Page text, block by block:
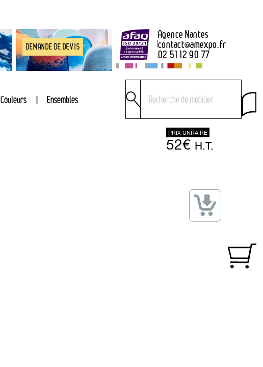
DEMANDE DE DEVIS
Agence Nantes
contact@amexpo.fr
02 51 12 90 77
Couleurs Ensembles
PRIX UNITAIRE
52€ H.T.